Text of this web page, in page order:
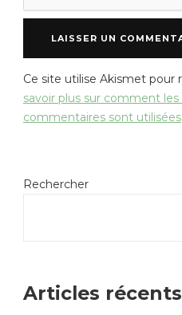
Ce site utilise Akismet pour
savoir plus sur comment
commentaires sont utilisées
Rechercher
Articles récents